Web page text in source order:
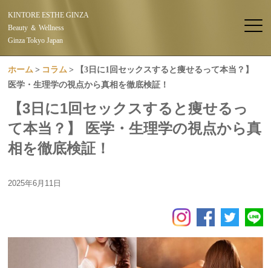
KINTORE ESTHE GINZA
Beauty ＆ Wellness
Ginza Tokyo Japan
ホーム コラム
【3日に1回セックスすると痩せるって本当？】
医学・生理学の視点から真相を徹底検証！
【3日に1回セックスすると痩せるっ
て本当？】 医学・生理学の視点から真
相を徹底検証！
2025年6月11日